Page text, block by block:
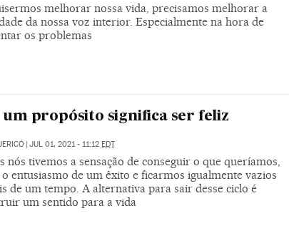
melhorar nossa vida, precisamos melhorar a
da nossa voz interior. Especialmente na hora de
os problemas
um propósito significa ser feliz
JUL 01, 2021 - 11:12 EDT
nós tivemos a sensação de conseguir o que queríamos,
entusiasmo de um êxito e ficarmos igualmente vazios
de um tempo. A alternativa para sair desse ciclo é
um sentido para a vida